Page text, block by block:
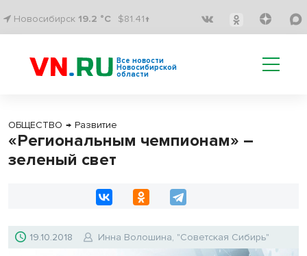
Новосибирск 19.2 °C $81.41↑
Все новости
Новосибирской
области
ОБЩЕСТВО → Развитие
«Региональным чемпионам» –
зеленый свет
19.10.2018 Инна Волошина, "Советская Сибирь"